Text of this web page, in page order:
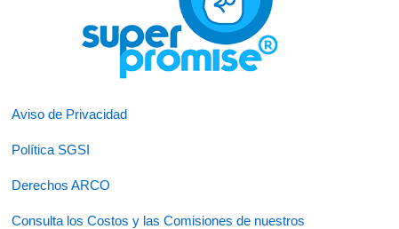
Aviso de Privacidad
Política SGSI
Derechos ARCO
Consulta los Costos y las Comisiones de nuestros